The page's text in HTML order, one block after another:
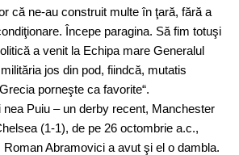
că ne-au construit multe în ţară, fără a
Începe paragina. Să fim totuşi
a venit la Echipa mare Generalul
jos din pod, fiindcă, mutatis
porneşte ca favorite“.
Puiu – un derby recent, Manchester
(1-1), de pe 26 octombrie a.c.,
Abramovici a avut şi el o dambla.